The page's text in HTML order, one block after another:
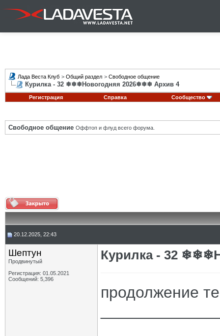
Лада Веста Клуб > Общий раздел > Свободное общение
Курилка - 32 ❄❄❄Новогодняя 2026❄❄❄ Архив 4
Регистрация Справка Сообщество
Свободное общение Оффтоп и флуд всего форума.
20.12.2025, 22:43
Шептун
Продвинутый
Регистрация: 01.05.2021
Сообщений: 5,396
Курилка - 32
продолжение